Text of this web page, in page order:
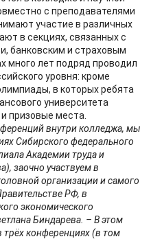
с преподавателями
участие в различных
в секциях, связанных с
банковским и страховым
много лет подряд проводил
уровня: кроме
в которых ребята
университета
призовые места.
внутри колледжа, мы
Сибирского федерального
Академии труда и
заочно участвуем в
организации и самого
РФ, в
экономического
Биндарева. – В этом
трёх конференциях (в том